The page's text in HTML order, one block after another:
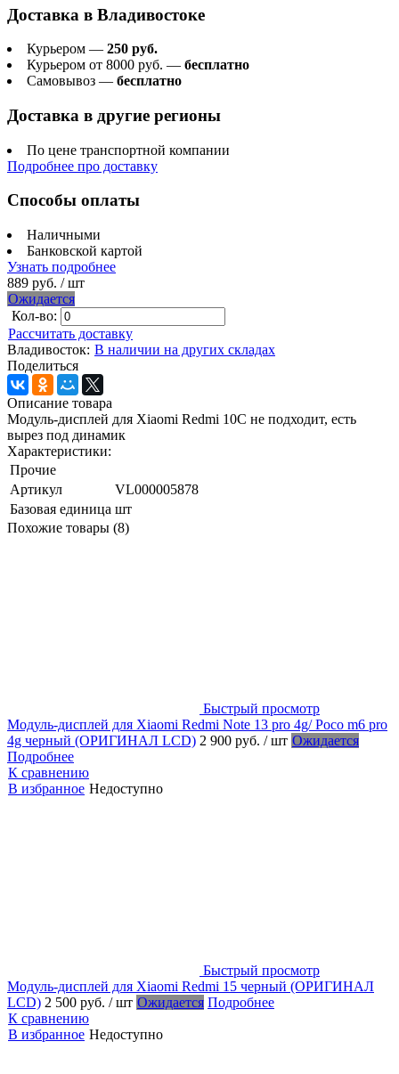
Доставка в Владивостоке
Курьером — 250 руб.
Курьером от 8000 руб. — бесплатно
Самовывоз — бесплатно
Доставка в другие регионы
По цене транспортной компании
Подробнее про доставку
Способы оплаты
Наличными
Банковской картой
Узнать подробнее
889 руб. / шт
Ожидается
Кол-во:
Рассчитать доставку
Владивосток: В наличии на других складах
Поделиться
Описание товара
Модуль-дисплей для Xiaomi Redmi 10C не подходит, есть
вырез под динамик
Характеристики:
Прочие
Артикул
VL000005878
Базовая единица шт
Похожие товары (8)
Быстрый просмотр
Модуль-дисплей для Xiaomi Redmi Note 13 pro 4g/ Poco m6 pro
4g черный (ОРИГИНАЛ LCD) 2 900 руб. / шт Ожидается
Подробнее
К сравнению
В избранное Недоступно
Быстрый просмотр
Модуль-дисплей для Xiaomi Redmi 15 черный (ОРИГИНАЛ
LCD) 2 500 руб. / шт Ожидается Подробнее
К сравнению
В избранное Недоступно